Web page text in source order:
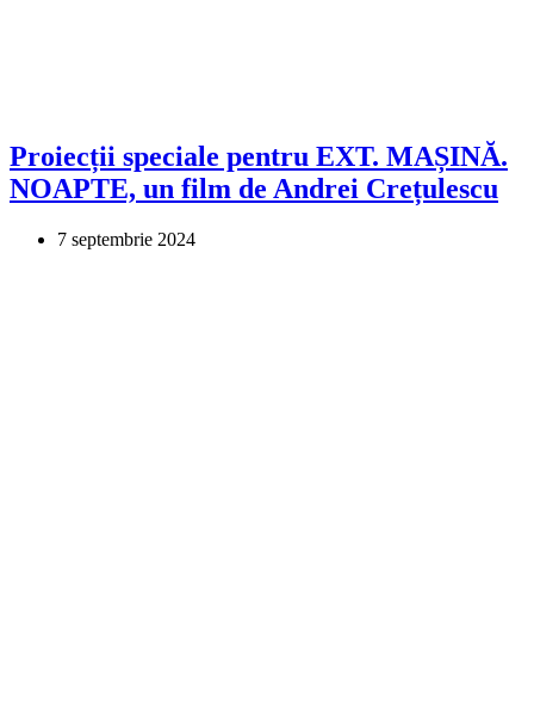
Proiecții speciale pentru EXT. MAȘINĂ.
NOAPTE, un film de Andrei Crețulescu
7 septembrie 2024